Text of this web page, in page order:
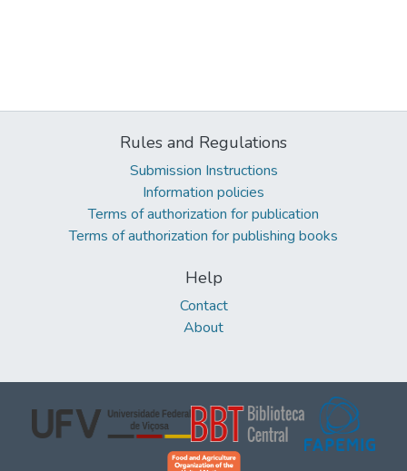
Rules and Regulations
Submission Instructions
Information policies
Terms of authorization for publication
Terms of authorization for publishing books
Help
Contact
About